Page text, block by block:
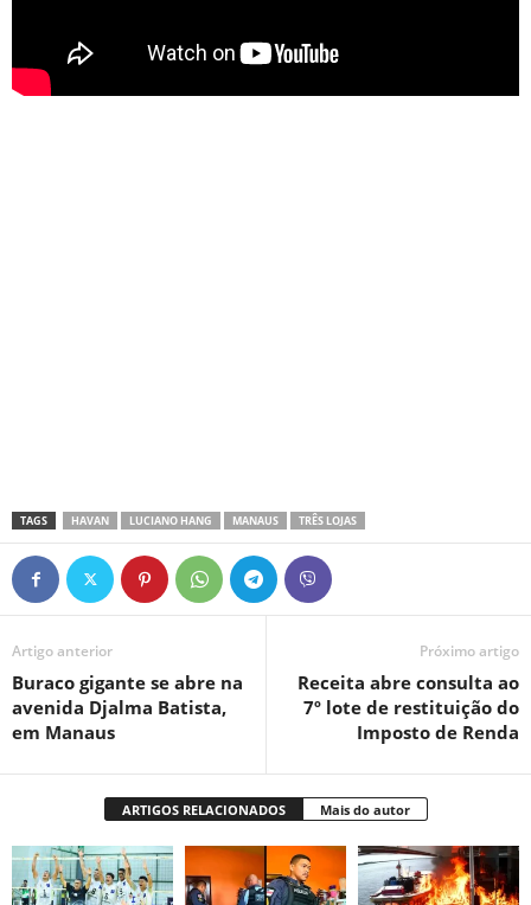
TAGS HAVAN LUCIANO HANG MANAUS TRÊS LOJAS
Artigo anterior
Buraco gigante se abre na
avenida Djalma Batista,
em Manaus
Próximo artigo
Receita abre consulta ao
7º lote de restituição do
Imposto de Renda
ARTIGOS RELACIONADOS Mais do autor